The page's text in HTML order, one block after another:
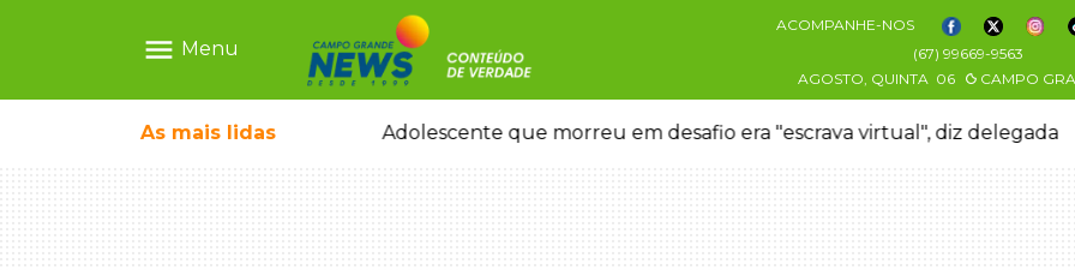
menu Menu
ACOMPANHE-NOS
(67) 99669-9563
AGOSTO, QUINTA 06 CAMPO
As mais lidas
mercado ilegal de emagrecedores Adolescente que morreu em desafio era "escrava virtual", diz delegada